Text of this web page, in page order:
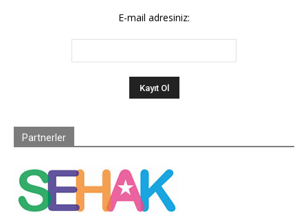
E-mail adresiniz:
Partnerler